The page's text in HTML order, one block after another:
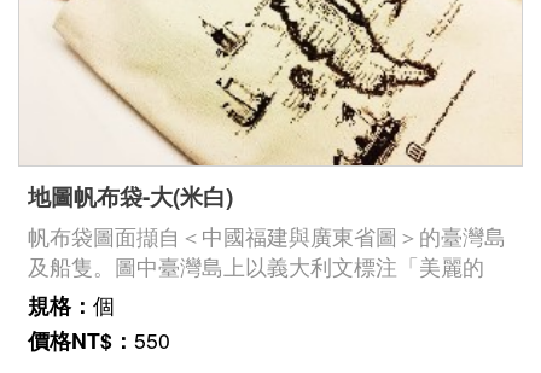
地圖帆布袋-大(米白)
帆布袋圖面擷自＜中國福建與廣東省圖＞的臺灣島
及船隻。圖中臺灣島上以義大利文標注「美麗的
島，或福爾摩沙島，琉球及大琉球」（Bella Isola,
ó Isola Formosa, Laqueio, e Ta Lieukieu），在今
安平附近、基隆港、東港附近，港灣均有明顯的誇
規格： 個
價格NT$： 550